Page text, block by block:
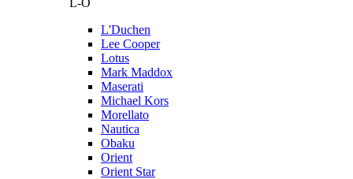
L-O
L'Duchen
Lee Cooper
Lotus
Mark Maddox
Maserati
Michael Kors
Morellato
Nautica
Obaku
Orient
Orient Star